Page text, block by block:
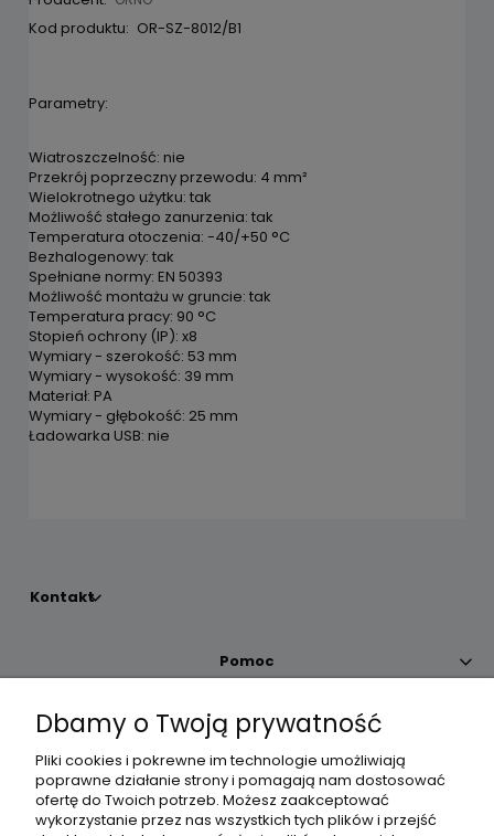
Kod produktu: OR-SZ-8012/B1
Parametry:
Wiatroszczelność: nie
Przekrój poprzeczny przewodu: 4 mm²
Wielokrotnego użytku: tak
Możliwość stałego zanurzenia: tak
Temperatura otoczenia: -40/+50 °C
Bezhalogenowy: tak
Spełniane normy: EN 50393
Możliwość montażu w gruncie: tak
Temperatura pracy: 90 °C
Stopień ochrony (IP): x8
Wymiary - szerokość: 53 mm
Wymiary - wysokość: 39 mm
Materiał: PA
Wymiary - głębokość: 25 mm
Ładowarka USB: nie
Kontakt
Pomoc
Moje konto
Płatności i dostawa
Dbamy o Twoją prywatność
Pliki cookies i pokrewne im technologie umożliwiają
poprawne działanie strony i pomagają nam dostosować
ofertę do Twoich potrzeb. Możesz zaakceptować
wykorzystanie przez nas wszystkich tych plików i przejść